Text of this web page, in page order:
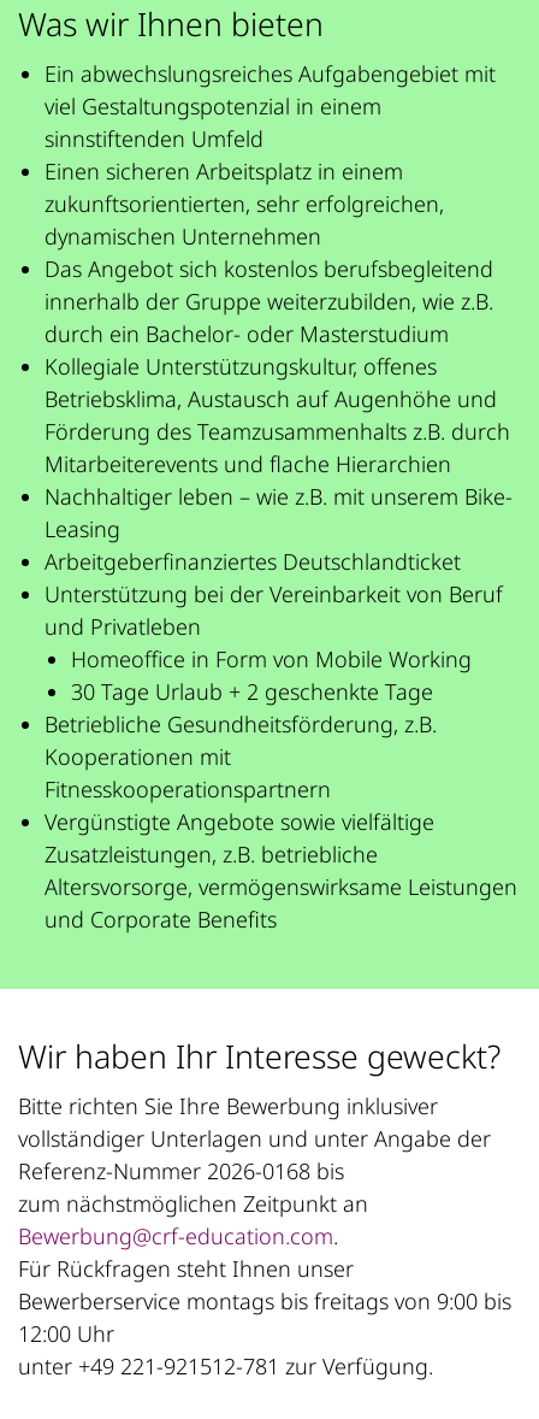
Was wir Ihnen bieten
Ein abwechslungsreiches Aufgabengebiet mit
viel Gestaltungspotenzial in einem
sinnstiftenden Umfeld
Einen sicheren Arbeitsplatz in einem
zukunftsorientierten, sehr erfolgreichen,
dynamischen Unternehmen
Das Angebot sich kostenlos berufsbegleitend
innerhalb der Gruppe weiterzubilden, wie z.B.
durch ein Bachelor- oder Masterstudium
Kollegiale Unterstützungskultur, offenes
Betriebsklima, Austausch auf Augenhöhe und
Förderung des Teamzusammenhalts z.B. durch
Mitarbeiterevents und flache Hierarchien
Nachhaltiger leben – wie z.B. mit unserem Bike-
Leasing
Arbeitgeberfinanziertes Deutschlandticket
Unterstützung bei der Vereinbarkeit von Beruf
und Privatleben
Homeoffice in Form von Mobile Working
30 Tage Urlaub + 2 geschenkte Tage
Betriebliche Gesundheitsförderung, z.B.
Kooperationen mit
Fitnesskooperationspartnern
Vergünstigte Angebote sowie vielfältige
Zusatzleistungen, z.B. betriebliche
Altersvorsorge, vermögenswirksame Leistungen
und Corporate Benefits
Wir haben Ihr Interesse geweckt?
Bitte richten Sie Ihre Bewerbung inklusiver
vollständiger Unterlagen und unter Angabe der
Referenz-Nummer 2026-0168 bis
zum nächstmöglichen Zeitpunkt an
Bewerbung@crf-education.com.
Für Rückfragen steht Ihnen unser
Bewerberservice montags bis freitags von 9:00 bis
12:00 Uhr
unter +49 221-921512-781 zur Verfügung.